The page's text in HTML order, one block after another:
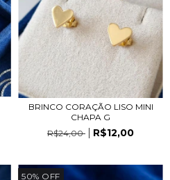
BRINCO CORAÇÃO LISO MINI
CHAPA G
R$24,00
R$12,00
50% OFF